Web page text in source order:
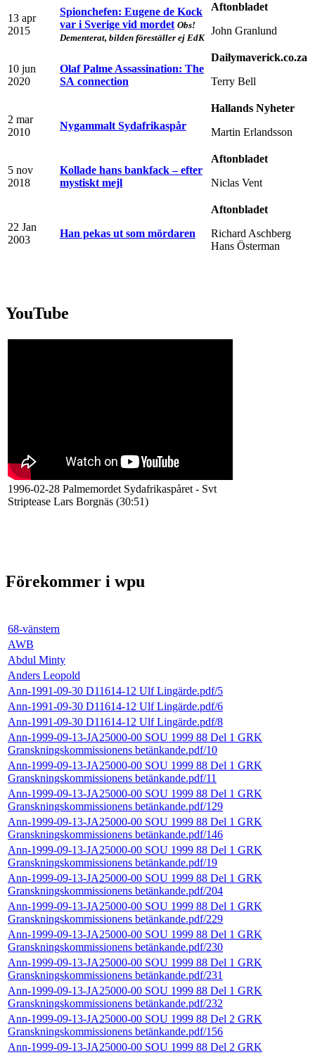
13 apr
2015
Spionchefen: Eugene de Kock
var i Sverige vid mordet Obs!
Dementerat, bilden föreställer ej EdK
Aftonbladet
John Granlund
10 jun
2020
Olaf Palme Assassination: The
SA connection
Dailymaverick.co.za
Terry Bell
2 mar
2010
Nygammalt Sydafrikaspår
Hallands Nyheter
Martin Erlandsson
5 nov
2018
Kollade hans bankfack – efter
mystiskt mejl
Aftonbladet
Niclas Vent
22 Jan
2003
Han pekas ut som mördaren
Aftonbladet
Richard Aschberg
Hans Österman
YouTube
1996-02-28 Palmemordet Sydafrikaspåret - Svt
Striptease Lars Borgnäs (30:51)
Förekommer i wpu
68-vänstern
AWB
Abdul Minty
Anders Leopold
Ann-1991-09-30 D11614-12 Ulf Lingärde.pdf/5
Ann-1991-09-30 D11614-12 Ulf Lingärde.pdf/6
Ann-1991-09-30 D11614-12 Ulf Lingärde.pdf/8
Ann-1999-09-13-JA25000-00 SOU 1999 88 Del 1 GRK
Granskningskommissionens betänkande.pdf/10
Ann-1999-09-13-JA25000-00 SOU 1999 88 Del 1 GRK
Granskningskommissionens betänkande.pdf/11
Ann-1999-09-13-JA25000-00 SOU 1999 88 Del 1 GRK
Granskningskommissionens betänkande.pdf/129
Ann-1999-09-13-JA25000-00 SOU 1999 88 Del 1 GRK
Granskningskommissionens betänkande.pdf/146
Ann-1999-09-13-JA25000-00 SOU 1999 88 Del 1 GRK
Granskningskommissionens betänkande.pdf/19
Ann-1999-09-13-JA25000-00 SOU 1999 88 Del 1 GRK
Granskningskommissionens betänkande.pdf/204
Ann-1999-09-13-JA25000-00 SOU 1999 88 Del 1 GRK
Granskningskommissionens betänkande.pdf/229
Ann-1999-09-13-JA25000-00 SOU 1999 88 Del 1 GRK
Granskningskommissionens betänkande.pdf/230
Ann-1999-09-13-JA25000-00 SOU 1999 88 Del 1 GRK
Granskningskommissionens betänkande.pdf/231
Ann-1999-09-13-JA25000-00 SOU 1999 88 Del 1 GRK
Granskningskommissionens betänkande.pdf/232
Ann-1999-09-13-JA25000-00 SOU 1999 88 Del 2 GRK
Granskningskommissionens betänkande.pdf/156
Ann-1999-09-13-JA25000-00 SOU 1999 88 Del 2 GRK